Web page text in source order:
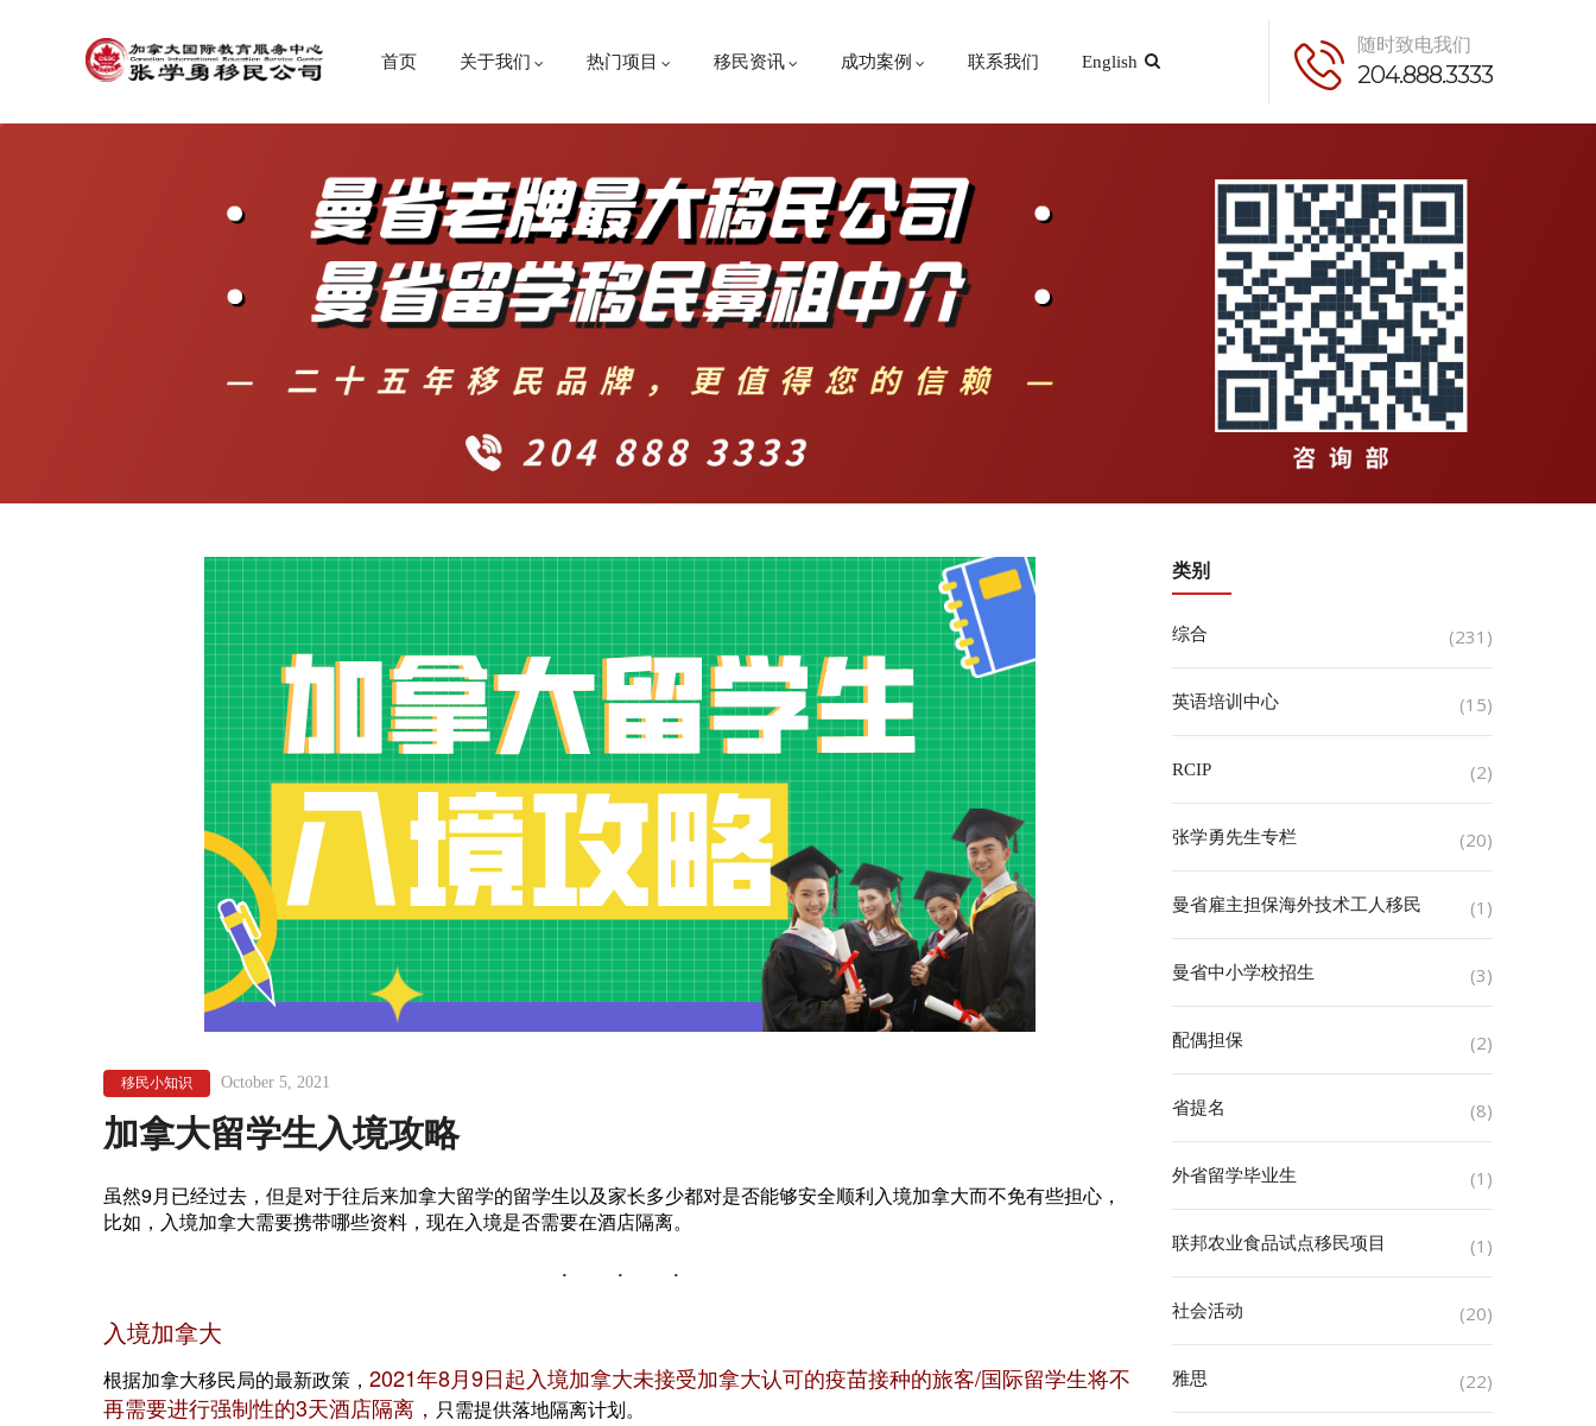
首页 关于我们 热门项目 移民资讯 成功案例 联系我们 English
随时致电我们
204.888.3333
移民小知识 October 5, 2021
加拿大留学生入境攻略
虽然9月已经过去，但是对于往后来加拿大留学的留学生以及家长多少都对是否能够安全顺利入境加拿大而不免有些担心，
比如，入境加拿大需要携带哪些资料，现在入境是否需要在酒店隔离。
入境加拿大
根据加拿大移民局的最新政策， 2021年8月9日起入境加拿大未接受加拿大认可的疫苗接种的旅客/国际留学生将不
再需要进行强制性的3天酒店隔离， 只需提供落地隔离计划。
类别
综合 (231)
英语培训中心 (15)
RCIP (2)
张学勇先生专栏 (20)
曼省雇主担保海外技术工人移民 (1)
曼省中小学校招生 (3)
配偶担保 (2)
省提名 (8)
外省留学毕业生 (1)
联邦农业食品试点移民项目 (1)
社会活动 (20)
雅思 (22)